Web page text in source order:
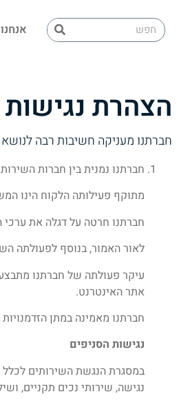
הצהרת נגישות
חברתנו מעניקה חשיבות רבה
חברתנו נמנית בין חברות
מתוקף פעילותה הלקוח הינו
חברתנו חרטה על דגלה את ערכי
לאור האמור, בנוסף לפעולתה
עיקר פעולתה של חברתנו
אתר האינטרנט.
חברתנו מאמינה במתן
נגישות הסניפים
במסגרת הנגשת השירותים לכלל
נגישה, שירותי נכים תקניים,